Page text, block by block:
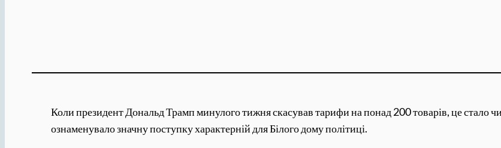
Коли президент Дональд Трамп минулого тижня скасував тарифи на понад 200 товарів, це стало
ознаменувало значну поступку характерній для Білого дому політиці.